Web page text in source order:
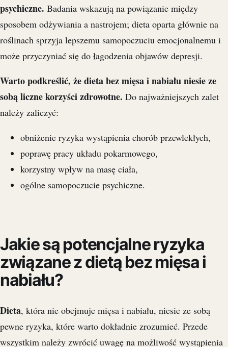
psychiczne. Badania wskazują na powiązanie między
sposobem odżywiania a nastrojem; dieta oparta głównie na
roślinach sprzyja lepszemu samopoczuciu emocjonalnemu i
może przyczyniać się do łagodzenia objawów depresji.
Warto podkreślić, że dieta bez mięsa i nabiału niesie ze
sobą liczne korzyści zdrowotne. Do najważniejszych zalet
należy zaliczyć:
obniżenie ryzyka wystąpienia chorób przewlekłych,
poprawę pracy układu pokarmowego,
korzystny wpływ na masę ciała,
ogólne samopoczucie psychiczne.
Jakie są potencjalne ryzyka
związane z dietą bez mięsa i
nabiału?
Dieta, która nie obejmuje mięsa i nabiału, niesie ze sobą
pewne ryzyka, które warto dokładnie zrozumieć. Przede
wszystkim należy zwrócić uwagę na możliwość wystąpienia